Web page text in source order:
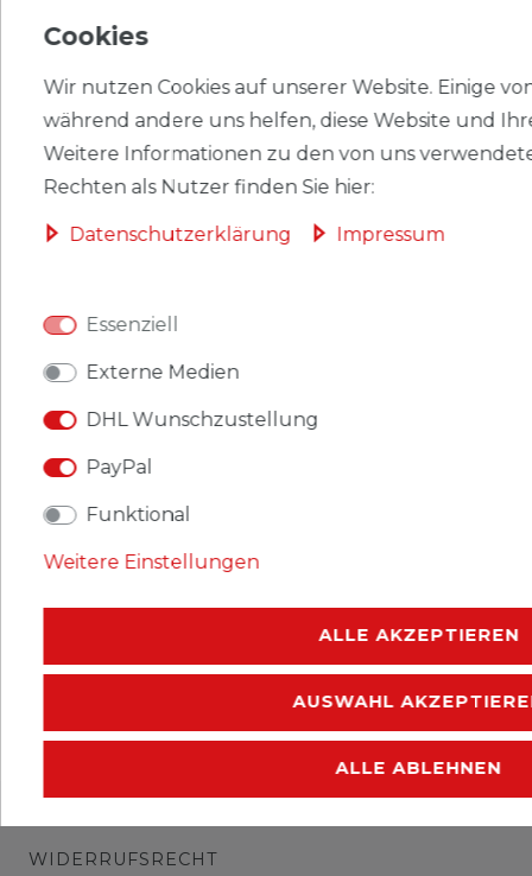
HERSTELLER
Briefmarken Dänemark 2010 Mi 1619 (kompl.Ausg.)
postfrisch Reichswappen.
Produkt: Briefmarken.
Gebiet: Dänemark
Ausgabeanlass: 2010 Reichswappen.
Titel: 1619 (kompl.Ausg.).
Katalognummern: 1619.
IMPRESSUM
WIDERRUFSRECHT
Cookies
Wir nutzen Cookies auf unserer Website. Einige
während andere uns helfen, diese Website und
Weitere Informationen zu den von uns
Rechten als Nutzer finden Sie hier:
Daten­schutz­erklärung Impressum
Essenziell
Externe Medien
DHL Wunschzustellung
PayPal
Funktional
Weitere Einstellungen
ALLE AKZEPTIEREN
AUSWAHL
ALLE ABLEHNEN